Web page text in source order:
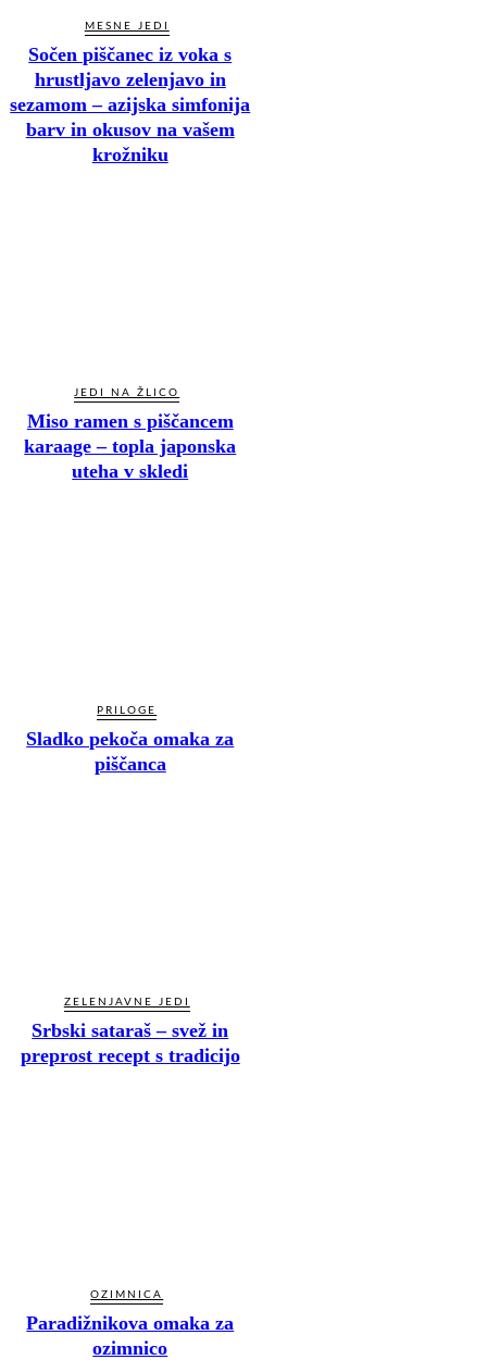
MESNE JEDI
Sočen piščanec iz voka s
hrustljavo zelenjavo in
sezamom – azijska simfonija
barv in okusov na vašem
krožniku
JEDI NA ŽLICO
Miso ramen s piščancem
karaage – topla japonska
uteha v skledi
PRILOGE
Sladko pekoča omaka za
piščanca
ZELENJAVNE JEDI
Srbski sataraš – svež in
preprost recept s tradicijo
OZIMNICA
Paradižnikova omaka za
ozimnico